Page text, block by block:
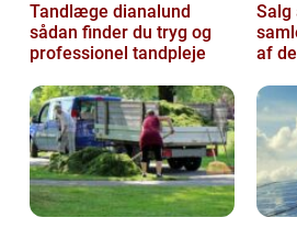
Tandlæge dianalund
sådan finder du tryg og
professionel tandpleje
Salg af
af